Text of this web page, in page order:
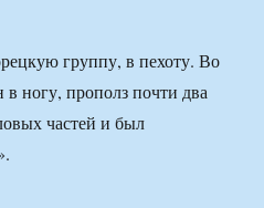
группу, в пехоту. Во
ногу, прополз почти два
частей и был